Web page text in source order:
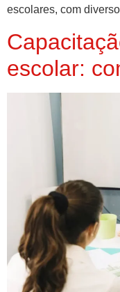
escolares, com
escolar: